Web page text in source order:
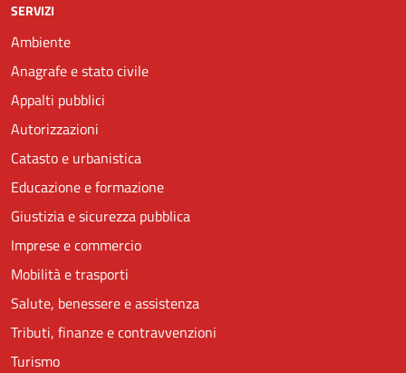
SERVIZI
Ambiente
Anagrafe e stato civile
Appalti pubblici
Autorizzazioni
Catasto e urbanistica
Educazione e formazione
Giustizia e sicurezza pubblica
Imprese e commercio
Mobilità e trasporti
Salute, benessere e assistenza
Tributi, finanze e contravvenzioni
Turismo